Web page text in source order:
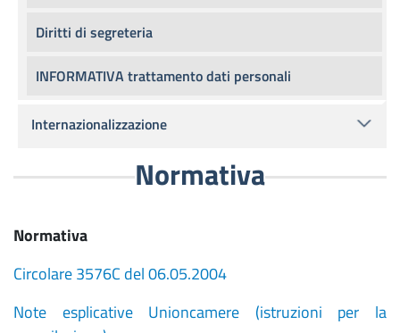
Normativa
Normativa
Circolare 3576C del 06.05.2004
Note esplicative Unioncamere (istruzioni per la
Diritti di segreteria
INFORMATIVA trattamento dati personali
Internazionalizzazione